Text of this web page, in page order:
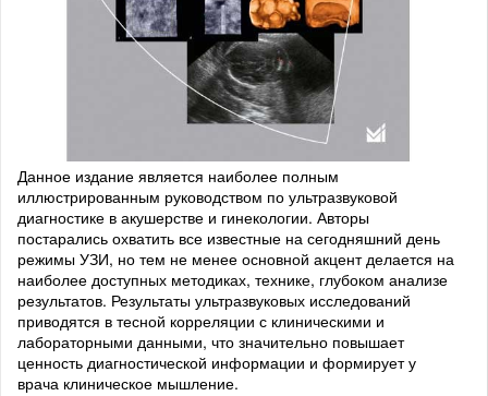
Данное издание является наиболее полным
иллюстрированным руководством по ультразвуковой
диагностике в акушерстве и гинекологии. Авторы
постарались охватить все известные на сегодняшний день
режимы УЗИ, но тем не менее основной акцент делается на
наиболее доступных методиках, технике, глубоком анализе
результатов. Результаты ультразвуковых исследований
приводятся в тесной корреляции с клиническими и
лабораторными данными, что значительно повышает
ценность диагностической информации и формирует у
врача клиническое мышление.